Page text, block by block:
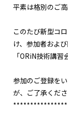
平素は格別のご
このたび新型コ
け、参加者およ
「ORiN技術講
参加のご登録を
が、ご了承くだ